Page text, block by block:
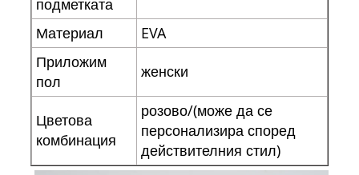
подметката
Материал
EVA
Приложим
пол
женски
Цветова
комбинация
розово/(може да се
персонализира според
действителния стил)